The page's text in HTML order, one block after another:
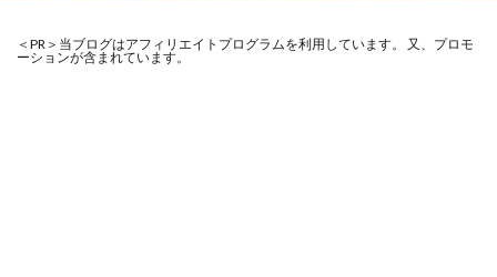
＜PR＞当ブログはアフィリエイトプログラムを利用しています。 又、プロモ
ーションが含まれています。